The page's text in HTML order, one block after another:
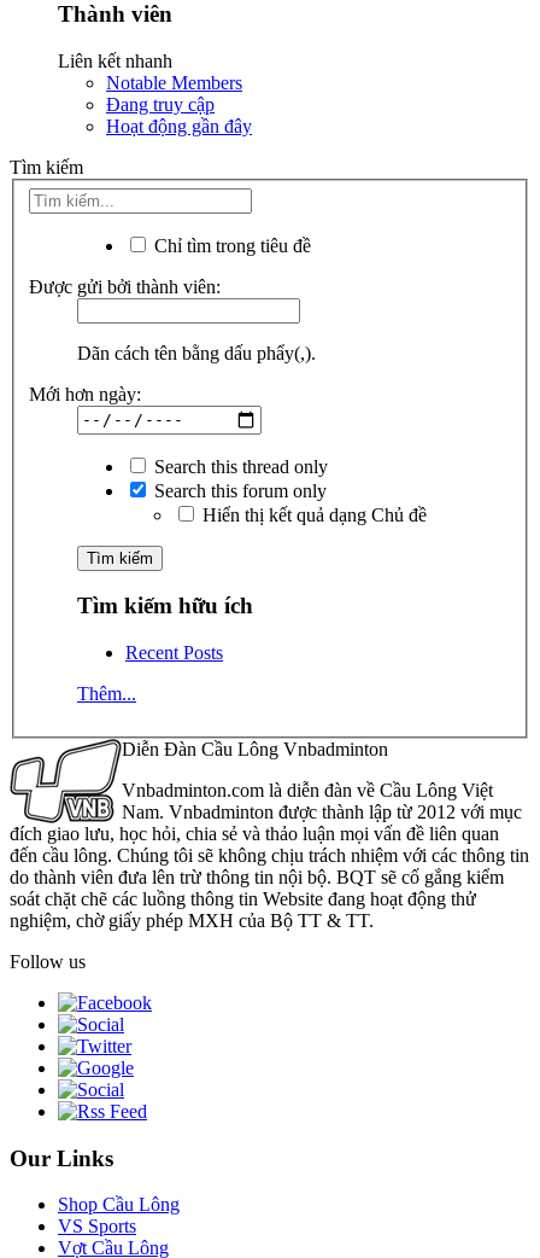
Thành viên
Liên kết nhanh
Notable Members
Đang truy cập
Hoạt động gần đây
Tìm kiếm
Chỉ tìm trong tiêu đề
Được gửi bởi thành viên:
Dãn cách tên bằng dấu phẩy(,).
Mới hơn ngày:
Search this thread only
Search this forum only
Hiển thị kết quả dạng Chủ đề
Tìm kiếm hữu ích
Recent Posts
Thêm...
Diễn Đàn Cầu Lông Vnbadminton
Vnbadminton.com là diễn đàn về Cầu Lông Việt
Nam. Vnbadminton được thành lập từ 2012 với mục
đích giao lưu, học hỏi, chia sẻ và thảo luận mọi vấn đề liên quan
đến cầu lông. Chúng tôi sẽ không chịu trách nhiệm với các thông tin
do thành viên đưa lên trừ thông tin nội bộ. BQT sẽ cố gắng kiểm
soát chặt chẽ các luồng thông tin Website đang hoạt động thử
nghiệm, chờ giấy phép MXH của Bộ TT & TT.
Follow us
Our Links
Shop Cầu Lông
VS Sports
Vợt Cầu Lông